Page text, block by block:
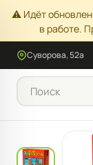
⚠️ Идёт
в работе.
Суворова, 52а